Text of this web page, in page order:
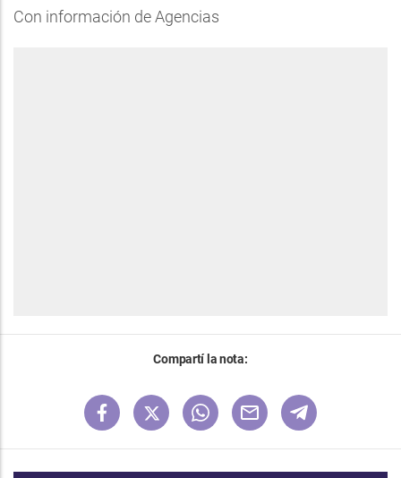
Con información de Agencias
Compartí la nota: